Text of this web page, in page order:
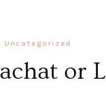
Uncategorized
or